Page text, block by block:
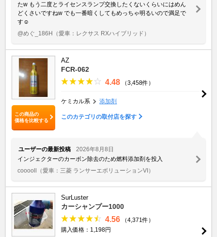
た‪w もう二度とライセンスランプ交換したくないくらいにはめん
どくさいですね‪w でも一番暗くしてもめっちゃ明るいので満足で
す☺️
@めぐ_186H （愛車：レクサス RXハイブリッド）
この商品の
価格を比較する
AZ
FCR-062
4.48 （3,458件）
ケミカル系 添加剤
このカテゴリの取付店を探す
ユーザーの最新投稿
2026年8月8日
インジェクターのカーボン除去のため燃料添加剤を投入
cooooll （愛車：三菱 ランサーエボリューションVI）
SurLuster
カーシャンプー1000
4.56
（4,371件）
購入価格：1,198円